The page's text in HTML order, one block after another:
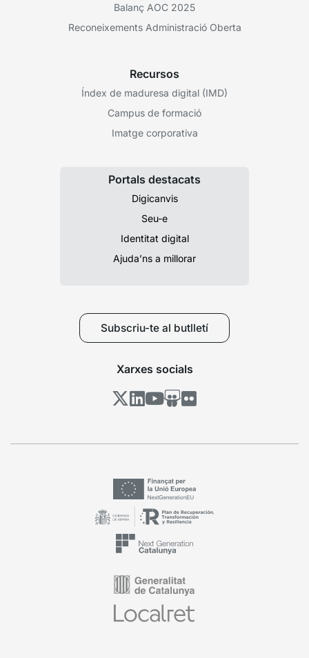
Balanç AOC 2025
Reconeixements Administració Oberta
Recursos
Índex de maduresa digital (IMD)
Campus de formació
Imatge corporativa
Portals destacats
Digicanvis
Seu-e
Identitat digital
Ajuda’ns a millorar
Subscriu-te al butlletí
Xarxes socials